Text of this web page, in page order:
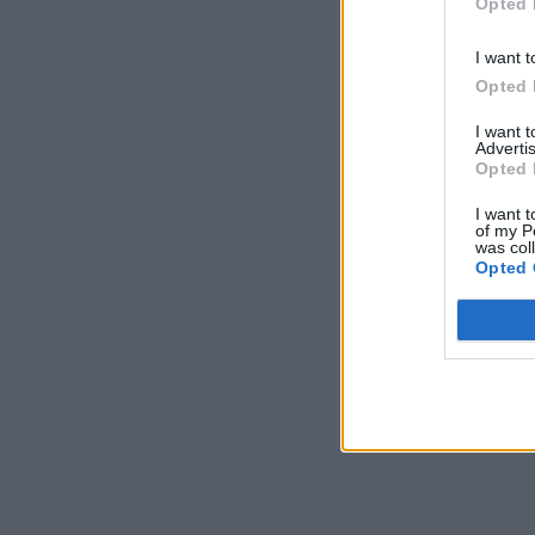
I want
Opted
I want
Opted
I want
of my
was
Opted